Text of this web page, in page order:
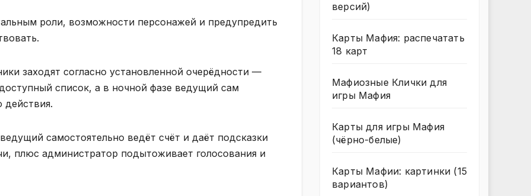
роли, возможности персонажей и предупредить
заходят согласно установленной очерёдности —
список, а в ночной фазе ведущий сам
действия.
самостоятельно ведёт счёт и даёт подсказки
плюс администратор подытоживает голосования и
версий)
Карты Мафия: распечатать
18 карт
Мафиозные Клички для
игры Мафия
Карты для игры Мафия
(чёрно-белые)
Карты Мафии: картинки (15
вариантов)